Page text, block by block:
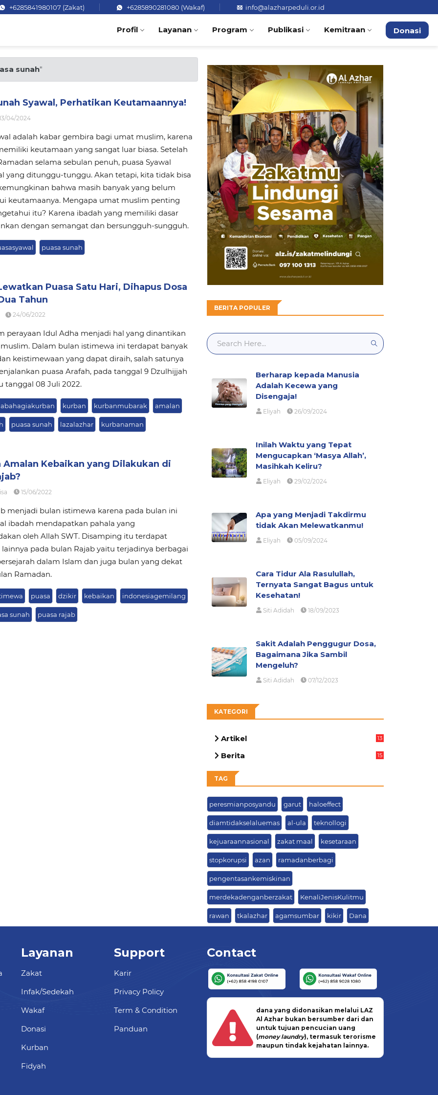
+6285841980107 (Zakat) +6285890281080 (Wakaf) info@alazharpeduli.or.id
Profil Layanan Program Publikasi Kemitraan Donasi
sunah"
Syawal, Perhatikan Keutamaannya!
04/2024
adalah kabar gembira bagi umat muslim, karena
keutamaan yang sangat luar biasa. Setelah
selama sebulan penuh, puasa Syawal
yang ditunggu-tunggu. Akan tetapi, kita tidak bisa
bahwa masih banyak yang belum
keutamaanya. Mengapa umat muslim penting
itu? Karena ibadah yang memiliki dasar
dengan semangat dan bersungguh-sungguh.
puasa sunah
Puasa Satu Hari, Dihapus Dosa
Tahun
24/06/2022
perayaan Idul Adha menjadi hal yang dinantikan
Dalam bulan istimewa ini terdapat banyak
keistimewaan yang dapat diraih, salah satunya
puasa Arafah, pada tanggal 9 Dzulhijjah
tanggal 08 Juli 2022.
kurban kurbanmubarak amalan
puasa sunah lazalazhar kurbanaman
Amalan Kebaikan yang Dilakukan di
15/06/2022
menjadi bulan istimewa karena pada bulan ini
ibadah mendapatkan pahala yang
oleh Allah SWT. Disamping itu terdapat
pada bulan Rajab yaitu terjadinya berbagai
dalam Islam dan juga bulan yang dekat
Ramadan.
puasa dzikir kebaikan indonesiagemilang
sunah puasa rajab
BERITA POPULER
Berharap kepada Manusia
Adalah Kecewa yang
Disengaja!
Eliyah 26/09/2024
Inilah Waktu yang Tepat
Mengucapkan ‘Masya Allah’,
Masihkah Keliru?
Eliyah 29/02/2024
Apa yang Menjadi Takdirmu
tidak Akan Melewatkanmu!
Eliyah 05/09/2024
Cara Tidur Ala Rasulullah,
Ternyata Sangat Bagus untuk
Kesehatan!
Siti Adidah 18/09/2023
Sakit Adalah Penggugur Dosa,
Bagaimana Jika Sambil
Mengeluh?
Siti Adidah 07/12/2023
KATEGORI
Artikel
13
Berita
15
TAG
peresmianposyandu garut haloeffect
diamtidakselaluemas al-ula teknollogi
kejuaraannasional zakat maal kesetaraan
stopkorupsi azan ramadanberbagi
pengentasankemiskinan
merdekadenganberzakat KenaliJenisKulitmu
rawan tkalazhar agamsumbar kikir Dana
Layanan
Zakat
Infak/Sedekah
Wakaf
Donasi
Kurban
Fidyah
Support
Karir
Privacy Policy
Term & Condition
Panduan
Contact
dana yang didonasikan melalui LAZ
Al Azhar bukan bersumber dari dan
untuk tujuan pencucian uang
(money laundry), termasuk terorisme
maupun tindak kejahatan lainnya.